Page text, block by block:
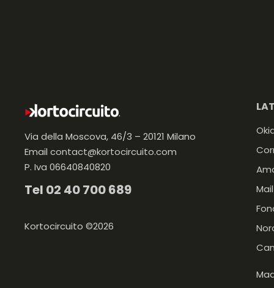
Via della Moscova, 46/3 – 20121 Milano
Emailcontact@kortocircuito.com
P. Iva 06640840820
Tel 02 40 700 689
Kortocircuito ©2026